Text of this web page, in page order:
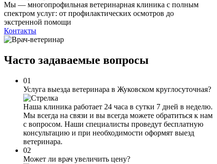
Мы — многопрофильная ветеринарная клиника с полным
спектром услуг: от профилактических осмотров до
экстренной помощи
Контакты
Часто задаваемые вопросы
01
Услуга выезда ветеринара в Жуковском круглосуточная?
Наша клиника работает 24 часа в сутки 7 дней в неделю.
Мы всегда на связи и вы всегда можете обратиться к нам
с вопросом. Наши специалисты проведут бесплатную
консультацию и при необходимости оформят выезд
ветеринара.
02
Может ли врач увеличить цену?